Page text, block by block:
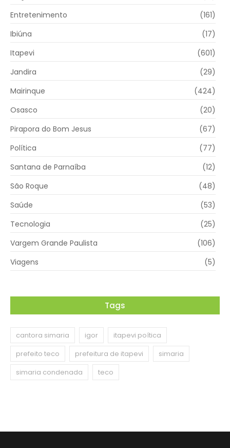
Entretenimento
(161)
Ibiúna
(17)
Itapevi
(601)
Jandira
(29)
Mairinque
(424)
Osasco
(20)
Pirapora do Bom Jesus
(67)
Política
(77)
Santana de Parnaíba
(12)
São Roque
(48)
Saúde
(53)
Tecnologia
(25)
Vargem Grande Paulista
(106)
Viagens
(5)
Tags
cantora simaria igor
itapevi poítica
prefeito teco
prefeitura de itapevi
simaria
simaria condenada
teco